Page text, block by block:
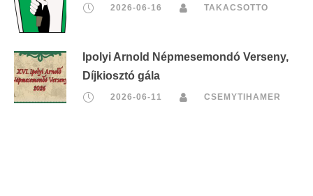
2026-06-16 TAKACSOTTO
Ipolyi Arnold Népmesemondó Verseny,
Díjkiosztó gála
2026-06-11 CSEMYTIHAMER